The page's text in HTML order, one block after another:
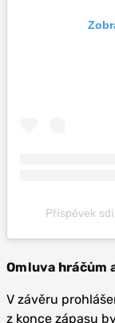
Příspěvek
Omluva hráčům
V závěru
z konce zápasu